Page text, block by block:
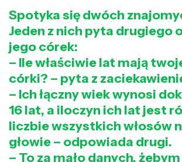
Spotyka się dwóch
Jeden z nich pyta drugiego
jego córek:
– Ile właściwie lat mają
córki? – pyta z
– Ich łączny wiek wynosi
16 lat, a iloczyn ich lat jest
liczbie wszystkich włosów
głowie – odpowiada drugi.
– To za mało danych,